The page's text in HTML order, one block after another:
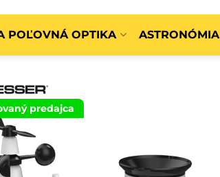
POĽOVNÁ OPTIKA ASTRONÓMIA
predajca